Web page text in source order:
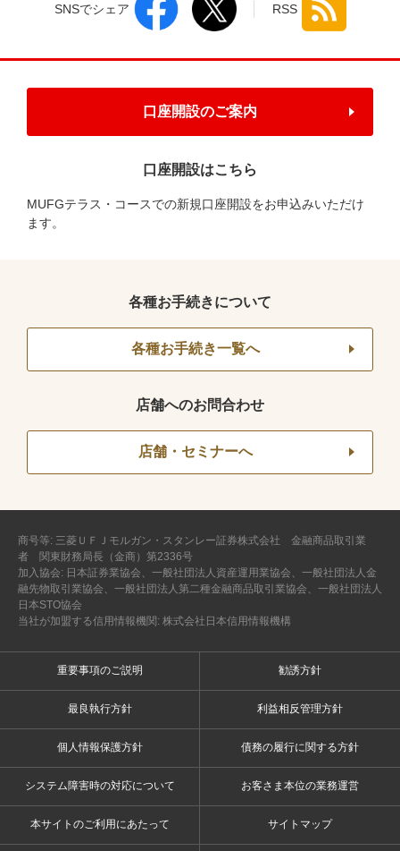
SNSでシェア RSS
口座開設のご案内
口座開設はこちら
MUFGテラス・コースでの新規口座開設をお申込みいただけ
ます。
各種お手続きについて
各種お手続き一覧へ
店舗へのお問合わせ
店舗・セミナーへ
商号等: 三菱ＵＦＪモルガン・スタンレー証券株式会社 金融商品取引業
者 関東財務局長（金商）第2336号
加入協会: 日本証券業協会、一般社団法人資産運用業協会、一般社団法人金
融先物取引業協会、一般社団法人第二種金融商品取引業協会、一般社団法人
日本STO協会
当社が加盟する信用情報機関: 株式会社日本信用情報機構
重要事項のご説明 勧誘方針
最良執行方針 利益相反管理方針
個人情報保護方針 債務の履行に関する方針
システム障害時の対応について お客さま本位の業務運営
本サイトのご利用にあたって サイトマップ